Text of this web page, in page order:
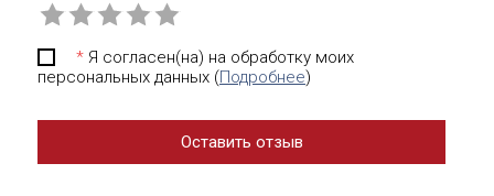
* Я согласен(на) на обработку моих
персональных данных (Подробнее)